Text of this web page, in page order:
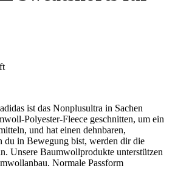
ist das Nonplusultra in Sachen
Polyester-Fleece geschnitten, um ein
und hat einen dehnbaren,
du in Bewegung bist, werden dir die
Unsere Baumwollprodukte unterstützen
Normale Passform